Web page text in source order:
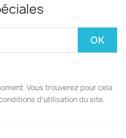
Vous trouverez pour cela
d'utilisation du site.